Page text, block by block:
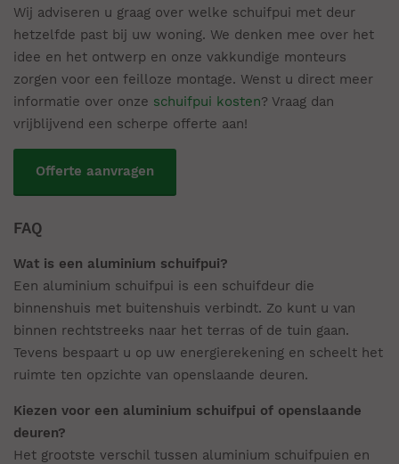
Wij adviseren u graag over welke schuifpui met deur
hetzelfde past bij uw woning. We denken mee over het
idee en het ontwerp en onze vakkundige monteurs
zorgen voor een feilloze montage. Wenst u direct meer
informatie over onze schuifpui kosten? Vraag dan
vrijblijvend een scherpe offerte aan!
Offerte aanvragen
FAQ
Wat is een aluminium schuifpui?
Een aluminium schuifpui is een schuifdeur die
binnenshuis met buitenshuis verbindt. Zo kunt u van
binnen rechtstreeks naar het terras of de tuin gaan.
Tevens bespaart u op uw energierekening en scheelt het
ruimte ten opzichte van openslaande deuren.
Kiezen voor een aluminium schuifpui of openslaande
deuren?
Het grootste verschil tussen aluminium schuifpuien en